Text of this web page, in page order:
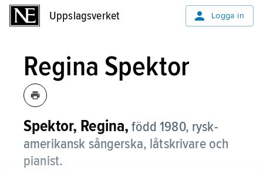
Uppslagsverket Logga in
Regina Spektor
Spektor, Regina, född 1980, rysk-
amerikansk sångerska, låtskrivare och
pianist.